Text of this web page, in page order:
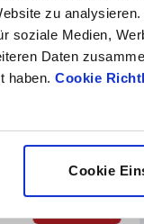
zu
soziale Medien,
Daten
haben. Cookie
Cookie